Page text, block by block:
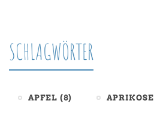
SCHLAGWÖRTER
APFEL (8)